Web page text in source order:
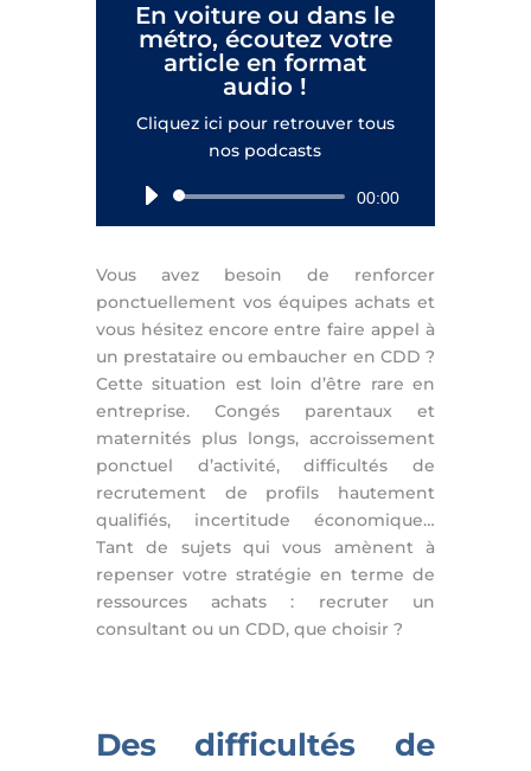
En voiture ou dans le
métro, écoutez votre
article en format
audio !
Cliquez ici pour retrouver tous
nos podcasts
Lecteur
audio
00:00
Vous avez besoin de renforcer
ponctuellement vos équipes achats et
vous hésitez encore entre faire appel à
un prestataire ou embaucher en CDD ?
Cette situation est loin d’être rare en
entreprise. Congés parentaux et
maternités plus longs, accroissement
ponctuel d’activité, difficultés de
recrutement de profils hautement
qualifiés, incertitude économique…
Tant de sujets qui vous amènent à
repenser votre stratégie en terme de
ressources achats : recruter un
consultant ou un CDD, que choisir ?
Des difficultés de